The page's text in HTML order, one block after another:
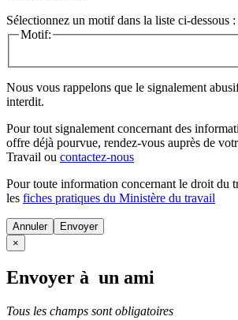
Sélectionnez un motif dans la liste ci-dessous :
Motif:
Nous vous rappelons que le signalement
interdit.
Pour tout signalement concernant des
offre déjà pourvue, rendez-vous auprès de
Travail ou contactez-nous
Pour toute information concernant le droit du
les fiches pratiques du Ministère du travail
Annuler
×
Envoyer à un ami
Tous les champs sont obligatoires